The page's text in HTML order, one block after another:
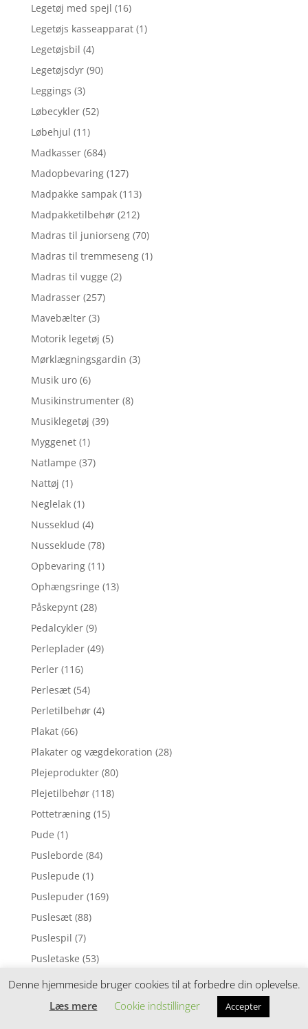
Legetøj med spejl (16)
Legetøjs kasseapparat (1)
Legetøjsbil (4)
Legetøjsdyr (90)
Leggings (3)
Løbecykler (52)
Løbehjul (11)
Madkasser (684)
Madopbevaring (127)
Madpakke sampak (113)
Madpakketilbehør (212)
Madras til juniorseng (70)
Madras til tremmeseng (1)
Madras til vugge (2)
Madrasser (257)
Mavebælter (3)
Motorik legetøj (5)
Mørklægningsgardin (3)
Musik uro (6)
Musikinstrumenter (8)
Musiklegetøj (39)
Myggenet (1)
Natlampe (37)
Nattøj (1)
Neglelak (1)
Nusseklud (4)
Nusseklude (78)
Opbevaring (11)
Ophængsringe (13)
Påskepynt (28)
Pedalcykler (9)
Perleplader (49)
Perler (116)
Perlesæt (54)
Perletilbehør (4)
Plakat (66)
Plakater og vægdekoration (28)
Plejeprodukter (80)
Plejetilbehør (118)
Pottetræning (15)
Pude (1)
Pusleborde (84)
Puslepude (1)
Puslepuder (169)
Puslesæt (88)
Puslespil (7)
Pusletaske (53)
Pusletasker
(158)
Pusleunderlag
(67)
Denne hjemmeside bruger cookies til at forbedre din oplevelse.
Læs mere
Cookie indstillinger Accepter